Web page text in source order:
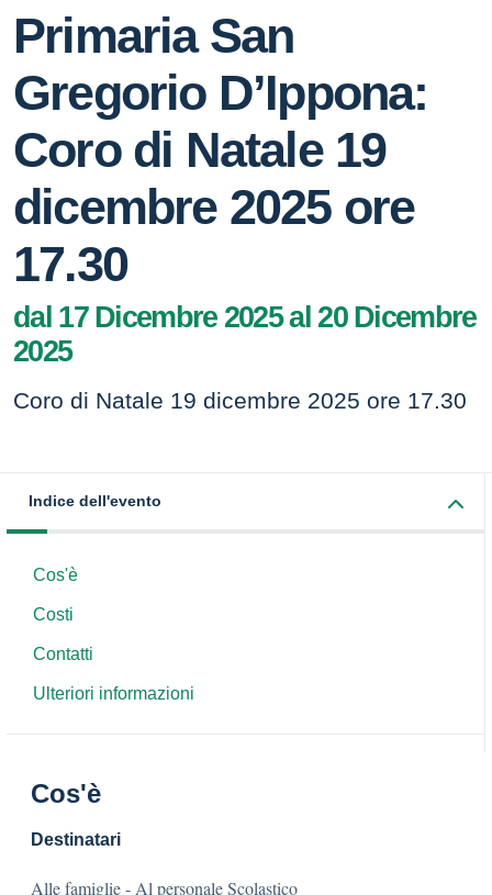
Primaria San
Gregorio D’Ippona:
Coro di Natale 19
dicembre 2025 ore
17.30
dal 17 Dicembre 2025 al 20 Dicembre
2025
Coro di Natale 19 dicembre 2025 ore 17.30
Indice dell'evento
Cos'è
Costi
Contatti
Ulteriori informazioni
Cos'è
Destinatari
Alle famiglie - Al personale Scolastico